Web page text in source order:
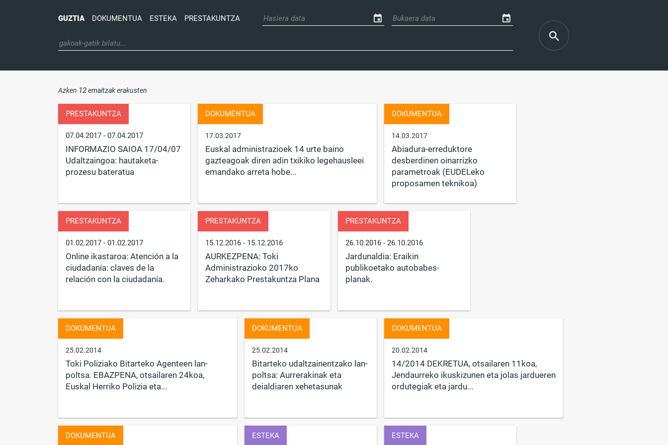
GUZTIA DOKUMENTUA ESTEKA PRESTAKUNTZA
Azken 12emaitzak erakusten
PRESTAKUNTZA
07.04.2017 - 07.04.2017
INFORMAZIO SAIOA 17/04/07
Udaltzaingoa: hautaketa-
prozesu bateratua
DOKUMENTUA
17.03.2017
Euskal administrazioek 14 urte baino
gazteagoak diren adin txikiko legehausleei
emandako arreta hobe...
DOKUMENTUA
14.03.2017
Abiadura-erreduktore
desberdinen oinarrizko
parametroak (EUDELeko
proposamen teknikoa)
PRESTAKUNTZA
01.02.2017 - 01.02.2017
Online ikastaroa: Atención a la
ciudadanía: claves de la
relación con la ciudadanía.
PRESTAKUNTZA
15.12.2016 - 15.12.2016
AURKEZPENA: Toki
Administrazioko 2017ko
Zeharkako Prestakuntza Plana
PRESTAKUNTZA
26.10.2016- 26.10.2016
Jardunaldia: Eraikin
publikoetako autobabes-
planak.
DOKUMENTUA
25.02.2014
Toki Poliziako Bitarteko Agenteen lan-
poltsa. EBAZPENA, otsailaren 24koa,
Euskal Herriko Polizia eta...
DOKUMENTUA
25.02.2014
Bitarteko udaltzainentzako lan-
poltsa: Aurrerakinak eta
deialdiaren xehetasunak
DOKUMENTUA
20.02.2014
14/2014 DEKRETUA, otsailaren 11koa,
Jendaurreko ikuskizunen eta jolas jardueren
ordutegiak eta jardu...
DOKUMENTUA ESTEKA ESTEKA